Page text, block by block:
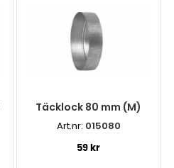
Täcklock 80 mm (M)
Art.nr: 015080
59 kr